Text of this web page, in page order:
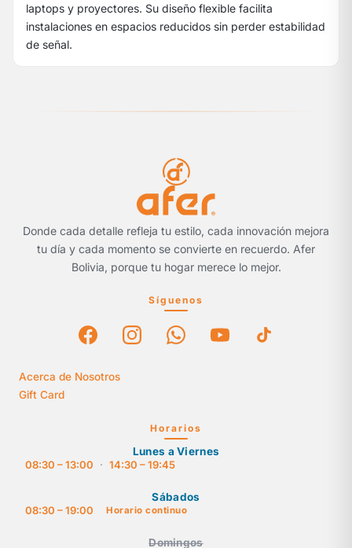
laptops y proyectores. Su diseño flexible facilita
instalaciones en espacios reducidos sin perder estabilidad
de señal.
Donde cada detalle refleja tu estilo, cada innovación mejora
tu día y cada momento se convierte en recuerdo. Afer
Bolivia, porque tu hogar merece lo mejor.
Síguenos
Acerca de Nosotros
Gift Card
Horarios
Lunes a Viernes
08:30 – 13:00
· 14:30 – 19:45
Sábados
08:30 – 19:00
Horario continuo
Domingos